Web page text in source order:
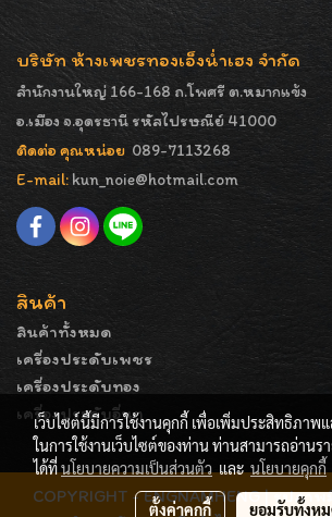
บริษัท ห้างเพชรทองเอ็งน่ำเฮง จำกัด
สำนักงานใหญ่ 166-168 ถ.โพศรี ต.หมากแข้ง
อ.เมือง จ.อุดรธานี รหัสไปรษณีย์ 41000
ติดต่อ คุณหน่อย 089-7113268
E-mail: kun_noie@hotmail.com
สินค้า
สินค้าทั้งหมด
เครื่องประดับเพชร
เครื่องประดับทอง
เครื่องประดับอื่นๆ
COPYRIGHT - ENGNAMHENG | รูปภา
เว็บไซต์นี้มีการใช้งานคุกกี้ เพื่อเพิ่มประสิทธิภา
ในการใช้งานเว็บไซต์ของท่าน ท่านสามารถอ่านร
ได้ที่นโยบายความเป็นส่วนตัวและนโยบายคุกกี้
ตั้งค่าคุกกี้ ยอมรับทั้งห